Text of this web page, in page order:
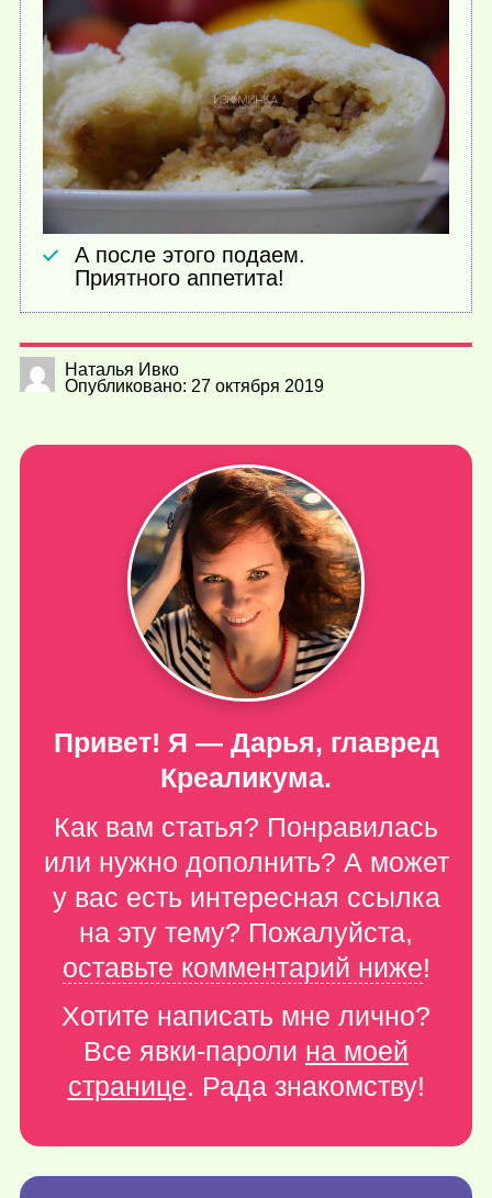
А после этого подаем.
Приятного аппетита!
Наталья Ивко
Опубликовано: 27 октября 2019
Привет! Я — Дарья, главред
Креаликума.
Как вам статья? Понравилась
или нужно дополнить? А может
у вас есть интересная ссылка
на эту тему? Пожалуйста,
оставьте комментарий ниже!
Хотите написать мне лично?
Все явки-пароли на моей
странице. Рада знакомству!